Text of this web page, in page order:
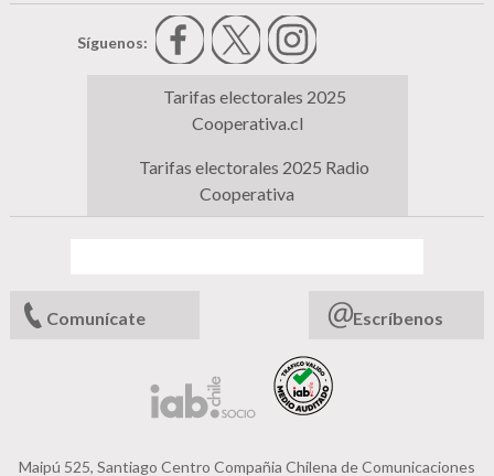
Síguenos:
Tarifas electorales 2025
Cooperativa.cl
Tarifas electorales 2025 Radio
Cooperativa
Comunícate Escríbenos
Maipú 525, Santiago Centro Compañia Chilena de Comunicaciones